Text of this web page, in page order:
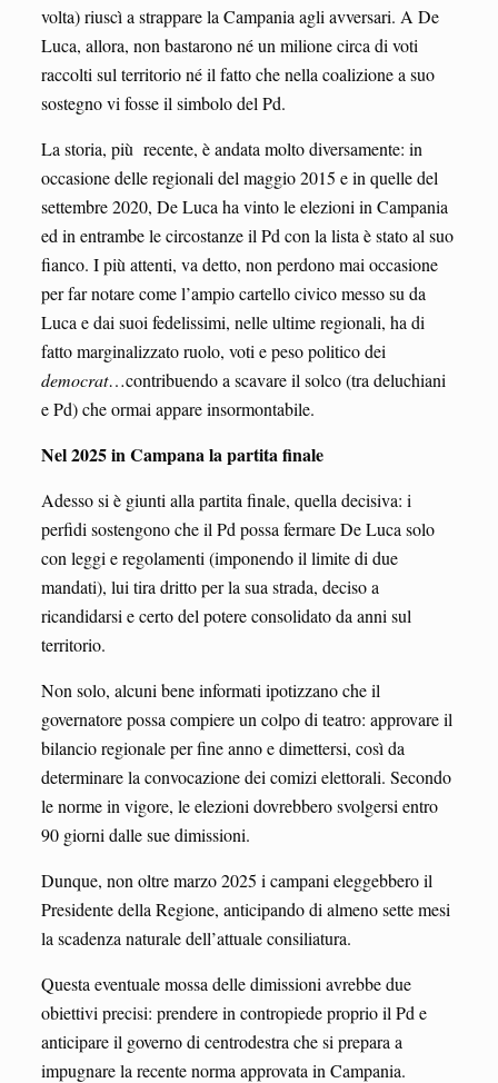
volta) riuscì a strappare la Campania agli avversari. A De
Luca, allora, non bastarono né un milione circa di voti
raccolti sul territorio né il fatto che nella coalizione a suo
sostegno vi fosse il simbolo del Pd.
La storia, più recente, è andata molto diversamente: in
occasione delle regionali del maggio 2015 e in quelle del
settembre 2020, De Luca ha vinto le elezioni in Campania
ed in entrambe le circostanze il Pd con la lista è stato al suo
fianco. I più attenti, va detto, non perdono mai occasione
per far notare come l’ampio cartello civico messo su da
Luca e dai suoi fedelissimi, nelle ultime regionali, ha di
fatto marginalizzato ruolo, voti e peso politico dei
democrat…contribuendo a scavare il solco (tra deluchiani
e Pd) che ormai appare insormontabile.
Nel 2025 in Campana la partita finale
Adesso si è giunti alla partita finale, quella decisiva: i
perfidi sostengono che il Pd possa fermare De Luca solo
con leggi e regolamenti (imponendo il limite di due
mandati), lui tira dritto per la sua strada, deciso a
ricandidarsi e certo del potere consolidato da anni sul
territorio.
Non solo, alcuni bene informati ipotizzano che il
governatore possa compiere un colpo di teatro: approvare il
bilancio regionale per fine anno e dimettersi, così da
determinare la convocazione dei comizi elettorali. Secondo
le norme in vigore, le elezioni dovrebbero svolgersi entro
90 giorni dalle sue dimissioni.
Dunque, non oltre marzo 2025 i campani eleggebbero il
Presidente della Regione, anticipando di almeno sette mesi
la scadenza naturale dell’attuale consiliatura.
Questa eventuale mossa delle dimissioni avrebbe due
obiettivi precisi: prendere in contropiede proprio il Pd e
anticipare il governo di centrodestra che si prepara a
impugnare la recente norma approvata in Campania.